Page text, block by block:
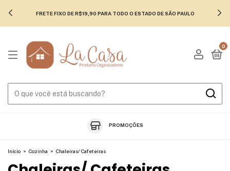
FRETE FIXO DE R$19,90 PARA TODO O ESTADO DE SÃO PAULO
0
PROMOÇÕES
Início > Cozinha > Chaleiras/ Cafeteiras